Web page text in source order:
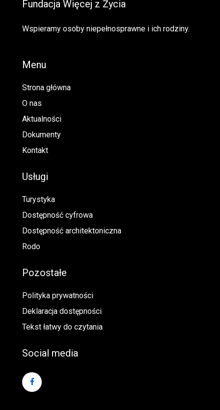
Fundacja Więcej z Życia
Wspieramy osoby niepełnosprawne i ich rodziny.
Menu
Strona główna
O nas
Aktualności
Dokumenty
Kontakt
Usługi
Turystyka
Dostępność cyfrowa
Dostępność architektoniczna
Rodo
Pozostałe
Polityka prywatności
Deklaracja dostępności
Tekst łatwy do czytania
Social media
Dołącz do nas na facebooku (link otwiera się w nowym